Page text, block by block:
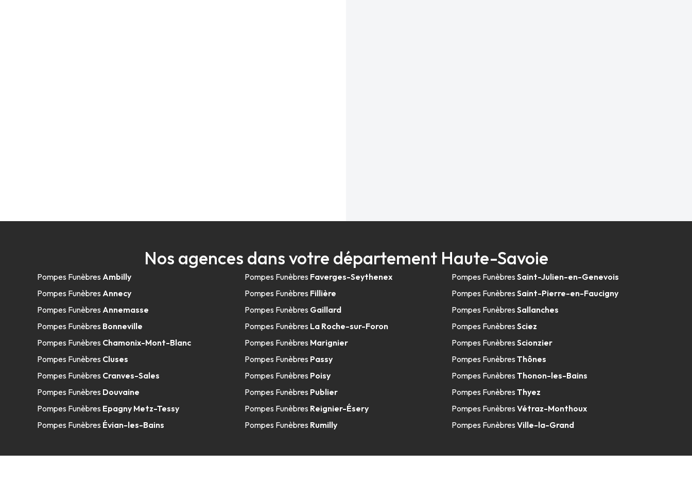
Nos agences dans votre département Haute-Savoie
Pompes Funèbres Ambilly
Pompes Funèbres Annecy
Pompes Funèbres Annemasse
Pompes Funèbres Bonneville
Pompes Funèbres Chamonix-Mont-Blanc
Pompes Funèbres Cluses
Pompes Funèbres Cranves-Sales
Pompes Funèbres Douvaine
Pompes Funèbres Epagny Metz-Tessy
Pompes Funèbres Évian-les-Bains
Pompes Funèbres Faverges-Seythenex
Pompes Funèbres Fillière
Pompes Funèbres Gaillard
Pompes Funèbres La Roche-sur-Foron
Pompes Funèbres Marignier
Pompes Funèbres Passy
Pompes Funèbres Poisy
Pompes Funèbres Publier
Pompes Funèbres Reignier-Ésery
Pompes Funèbres Rumilly
Pompes FunèbresSaint-Julien-en-Genevois
Pompes FunèbresSaint-Pierre-en-Faucigny
Pompes FunèbresSallanches
Pompes FunèbresSciez
Pompes FunèbresScionzier
Pompes FunèbresThônes
Pompes FunèbresThonon-les-Bains
Pompes FunèbresThyez
Pompes FunèbresVétraz-Monthoux
Pompes FunèbresVille-la-Grand